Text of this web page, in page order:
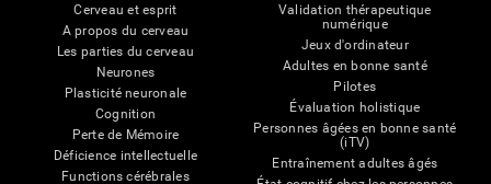
Cerveau et esprit
A propos du cerveau
Les parties du cerveau
Neurones
Plasticité neuronale
Cognition
Perte de Mémoire
Déficience intellectuelle
Functions cérébrales
Validation thérapeutique
numérique
Jeux d'ordinateur
Adultes en bonne santé
Pilotes
Évaluation holistique
Personnes âgées en bonne santé
(iTV)
Entraînement adultes âgés